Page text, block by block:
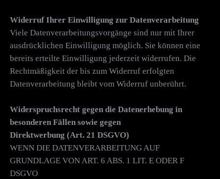
Widerruf Ihrer Einwilligung zur Datenverarbeitung
Viele Datenverarbeitungsvorgänge sind nur mit Ihrer
ausdrücklichen Einwilligung möglich. Sie können eine
bereits erteilte Einwilligung jederzeit widerrufen. Die
Rechtmäßigkeit der bis zum Widerruf erfolgten
Datenverarbeitung bleibt vom Widerruf unberührt.
Widerspruchsrecht gegen die Datenerhebung in
besonderen Fällen sowie gegen
Direktwerbung (Art. 21 DSGVO)
WENN DIE DATENVERARBEITUNG AUF
GRUNDLAGE VON ART. 6 ABS. 1 LIT. E ODER F
DSGVO